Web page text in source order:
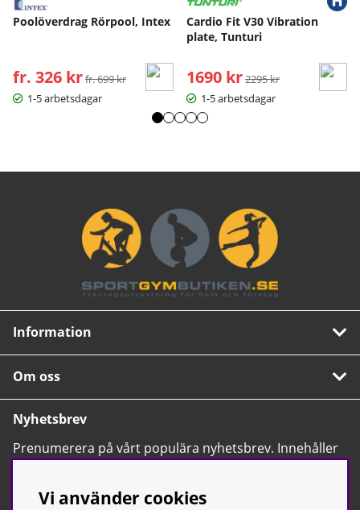
Poolöverdrag Rörpool, Intex
fr. 326 kr Ordinarie pris:
fr. 699 kr
1-5 arbetsdagar
Cardio Fit V30 Vibration
plate, Tunturi
1690 kr Ordinarie pris:
2295 kr
1-5 arbetsdagar
Information
Om oss
Nyhetsbrev
Prenumerera på vårt populära nyhetsbrev. Innehåller
tips, nyheter och våra allra bästa erbjudanden.
Vi använder cookies